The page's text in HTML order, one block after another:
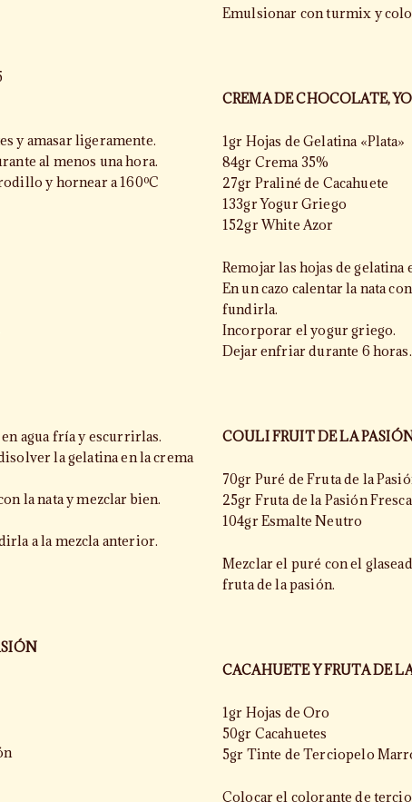
y amasar ligeramente.
al menos una hora.
y hornear a 160ºC
agua fría y escurrirlas.
la gelatina en la crema
la nata y mezclar bien.
a la mezcla anterior.
Emulsionar con turmix y
CREMA DE CHOCOLATE,
1gr Hojas de Gelatina «Plata»
84gr Crema 35%
27gr Praliné de Cacahuete
133gr Yogur Griego
152gr White Azor
Remojar las hojas de
En un cazo calentar la nata
fundirla.
Incorporar el yogur griego.
Dejar enfriar durante 6 horas.
COULI FRUIT DE LA
70gr Puré de Fruta de la
25gr Fruta de la Pasión Fresca
104gr Esmalte Neutro
Mezclar el puré con el
fruta de la pasión.
CACAHUETE Y FRUTA DE
1gr Hojas de Oro
50gr Cacahuetes
5gr Tinte de Terciopelo
Colocar el colorante de